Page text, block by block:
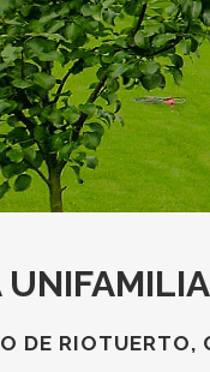
DE